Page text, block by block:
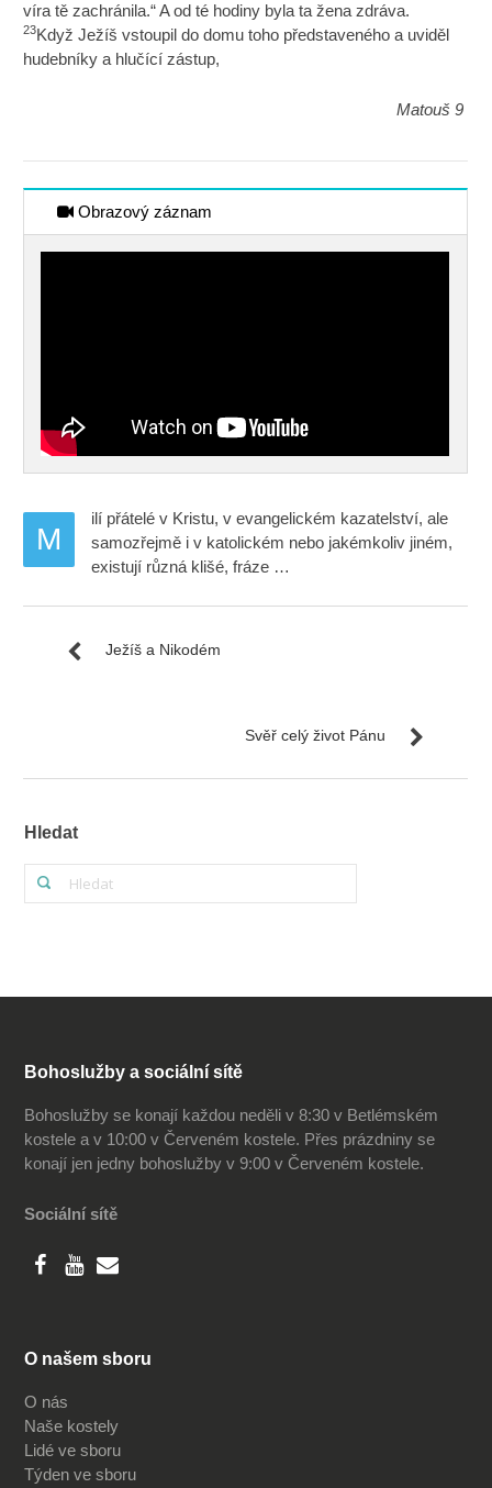
víra tě zachránila.“ A od té hodiny byla ta žena zdráva.
23Když Ježíš vstoupil do domu toho představeného a uviděl
hudebníky a hlučící zástup,
Matouš 9
Obrazový záznam
M
ilí přátelé v Kristu, v evangelickém kazatelství, ale
samozřejmě i v katolickém nebo jakémkoliv jiném,
existují různá klišé, fráze …
Ježíš a Nikodém
Svěř celý život Pánu
Hledat
Bohoslužby a sociální sítě
Bohoslužby se konají každou neděli v 8:30 v Betlémském
kostele a v 10:00 v Červeném kostele. Přes prázdniny se
konají jen jedny bohoslužby v 9:00 v Červeném kostele.
Sociální sítě
O našem sboru
O nás
Naše kostely
Lidé ve sboru
Týden ve sboru